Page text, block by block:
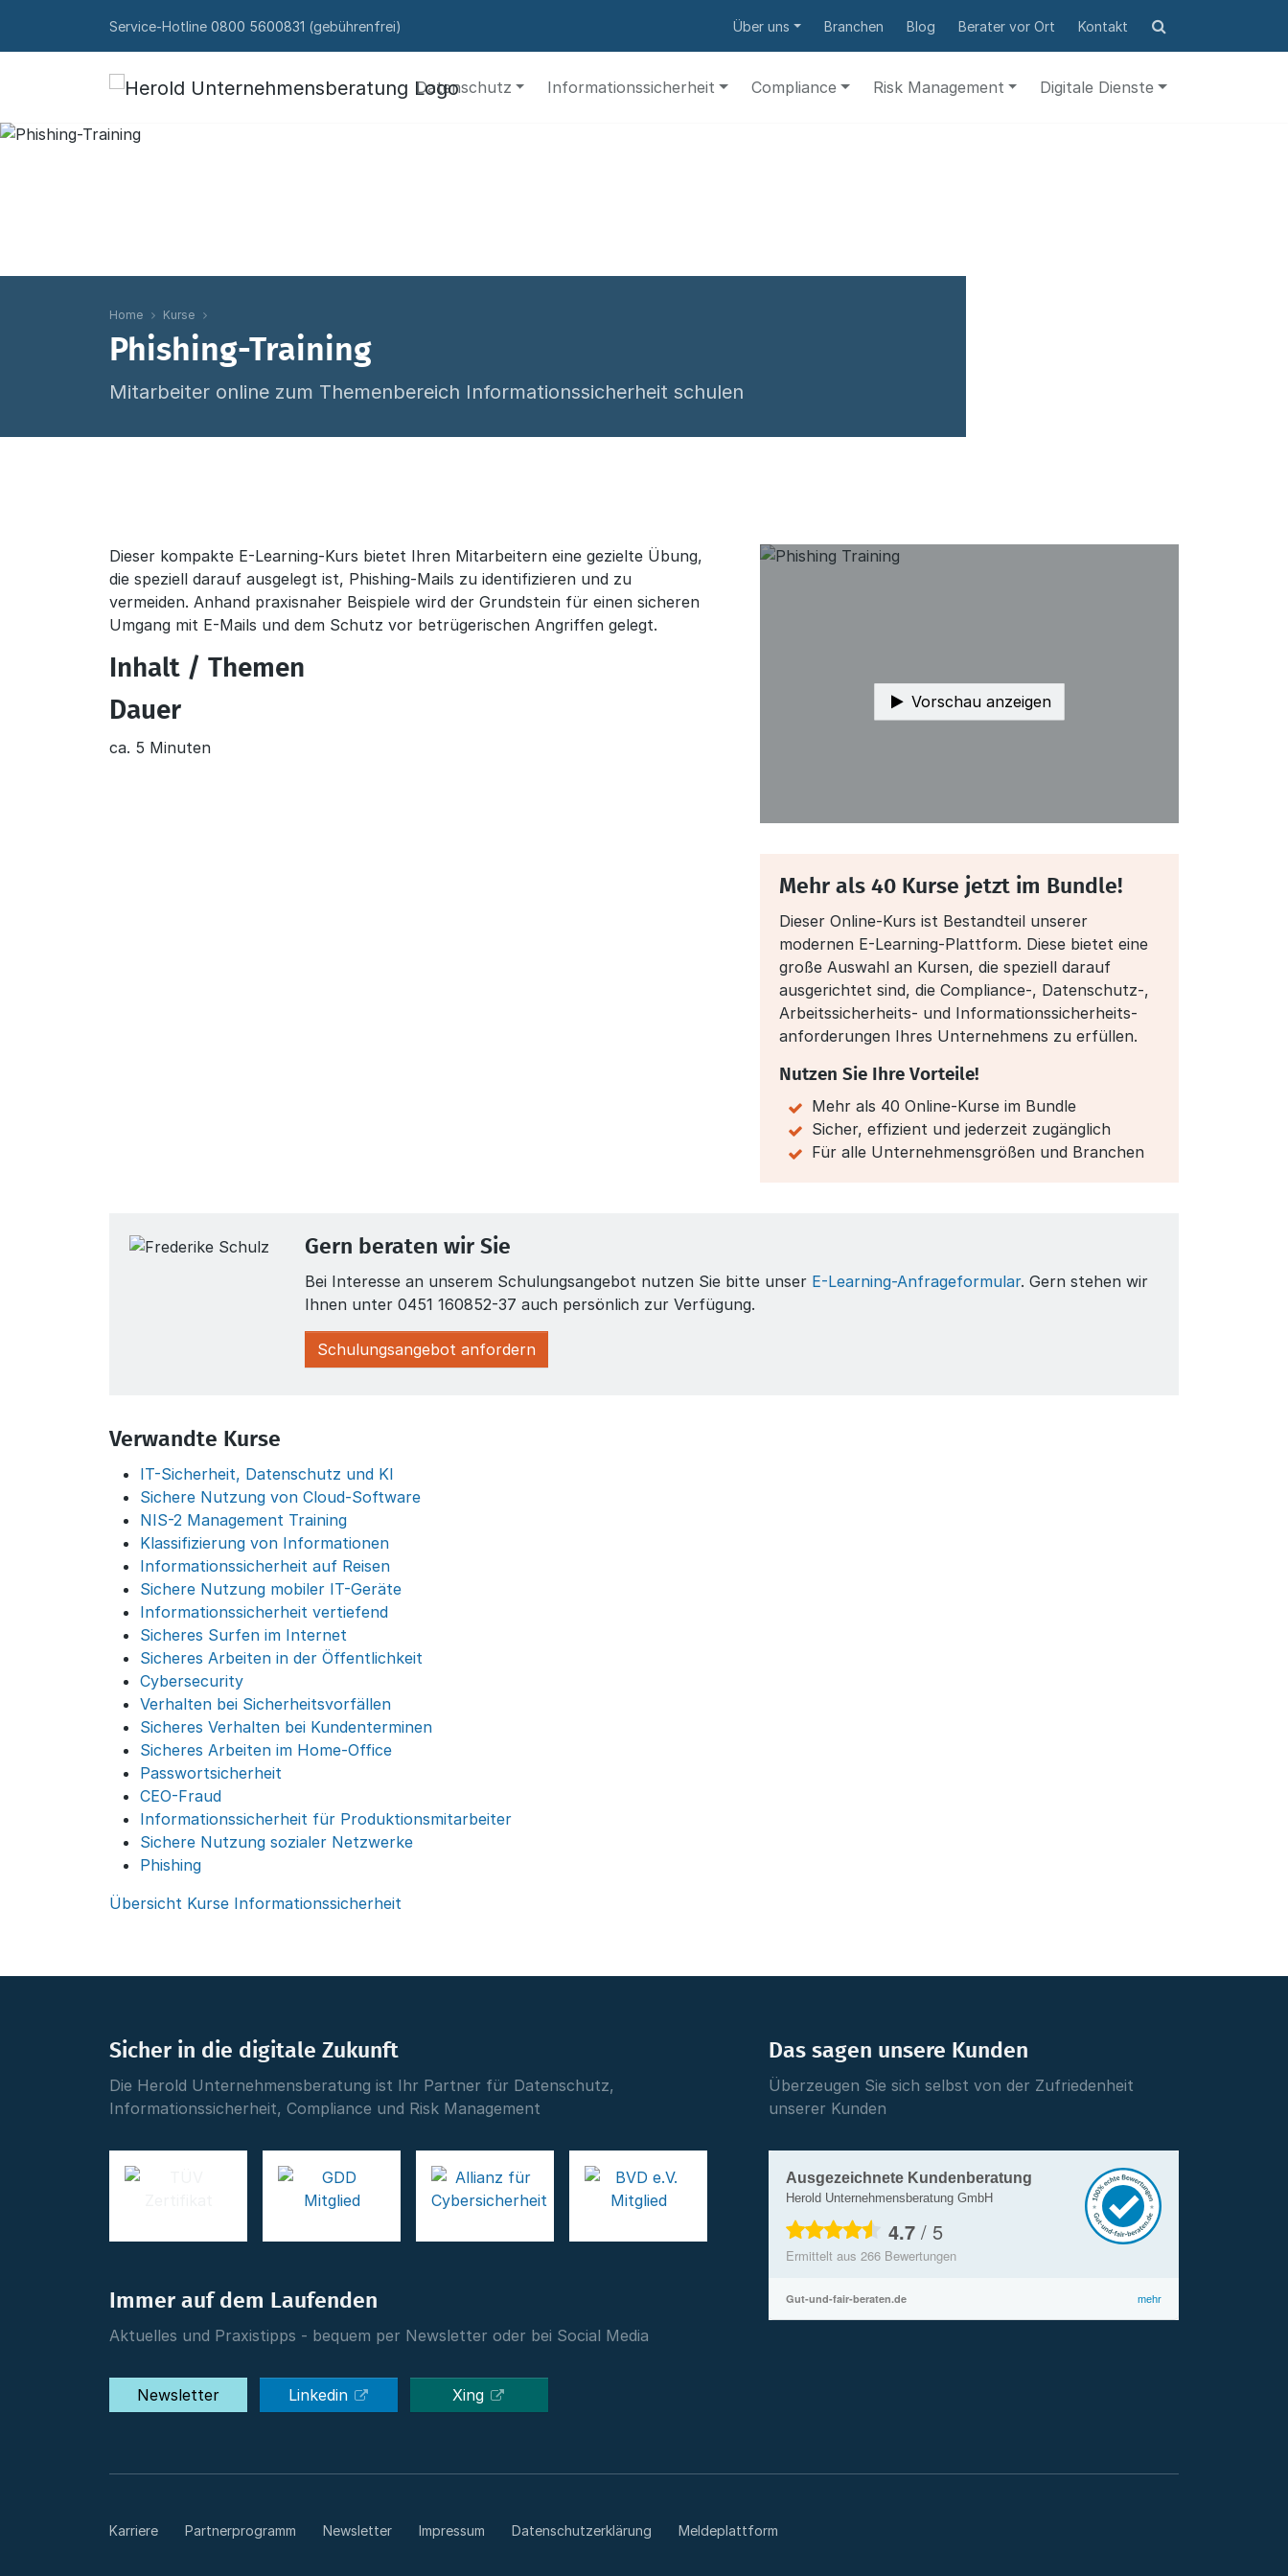
Service-Hotline 0800 5600831 (gebührenfrei) Über uns Branchen Blog Berater vor Ort Kontakt
öffnen
Datenschutz Informationssicherheit Compliance Risk Management Digitale Dienste
Home Kurse
Phishing-Training
Mitarbeiter online zum Themenbereich Informationssicherheit schulen
Beschreibung
Dieser kompakte E-Learning-Kurs bietet Ihren Mitarbeitern eine gezielte Übung,
die speziell darauf ausgelegt ist, Phishing-Mails zu identifizieren und zu
vermeiden. Anhand praxisnaher Beispiele wird der Grundstein für einen sicheren
Umgang mit E-Mails und dem Schutz vor betrügerischen Angriffen gelegt.
Inhalt / Themen
Dauer
ca. 5 Minuten
Vorschau anzeigen
Mehr als 40 Kurse jetzt im Bundle!
Dieser Online-Kurs ist Bestandteil unserer
modernen E-Learning-Plattform. Diese bietet eine
große Auswahl an Kursen, die speziell darauf
ausgerichtet sind, die Compliance-, Datenschutz-,
Arbeitssicherheits- und Informationssicherheits­
anforderungen Ihres Unternehmens zu erfüllen.
Nutzen Sie Ihre Vorteile!
Mehr als 40 Online-Kurse im Bundle
Sicher, effizient und jederzeit zugänglich
Für alle Unternehmensgrößen und Branchen
Gern beraten wir Sie
Bei Interesse an unserem Schulungsangebot nutzen Sie bitte unser E-Learning-Anfrageformular. Gern stehen wir
Ihnen unter 0451 160852-37 auch persönlich zur Verfügung.
Schulungsangebot anfordern
Verwandte Kurse
IT-Sicherheit, Datenschutz und KI
Sichere Nutzung von Cloud-Software
NIS-2 Management Training
Klassifizierung von Informationen
Informationssicherheit auf Reisen
Sichere Nutzung mobiler IT-Geräte
Informationssicherheit vertiefend
Sicheres Surfen im Internet
Sicheres Arbeiten in der Öffentlichkeit
Cybersecurity
Verhalten bei Sicherheitsvorfällen
Sicheres Verhalten bei Kundenterminen
Sicheres Arbeiten im Home-Office
Passwortsicherheit
CEO-Fraud
Informationssicherheit für Produktionsmitarbeiter
Sichere Nutzung sozialer Netzwerke
Phishing
Übersicht Kurse Informationssicherheit
Sicher in die digitale Zukunft
Die Herold Unternehmensberatung ist Ihr Partner für Datenschutz,
Informationssicherheit, Compliance und Risk Management
Immer auf dem Laufenden
Aktuelles und Praxistipps - bequem per Newsletter oder bei Social Media
Newsletter Linkedin Xing
Das sagen unsere Kunden
Überzeugen Sie sich selbst von der Zufriedenheit
unserer Kunden
Ausgezeichnete Kundenberatung
Herold Unternehmensberatung GmbH
4.7/ 5
Ermittelt aus266 Bewertungen
Gut-und-fair-beraten.de mehr
Karriere Partnerprogramm Newsletter Impressum Datenschutzerklärung Meldeplattform